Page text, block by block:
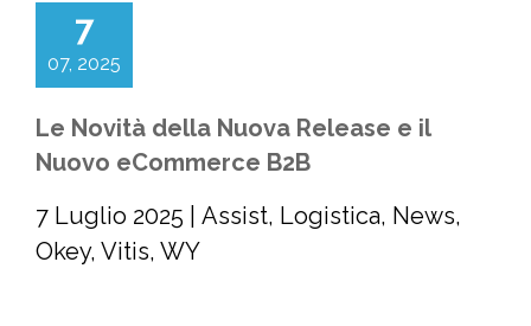
7
07, 2025
Le Novità della Nuova Release e il
Nuovo eCommerce B2B
7 Luglio 2025
Assist, Logistica, News,
Okey, Vitis, WY